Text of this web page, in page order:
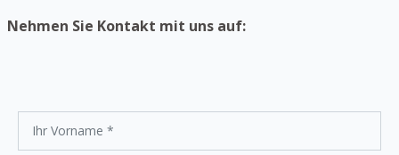
Nehmen Sie Kontakt mit uns auf: